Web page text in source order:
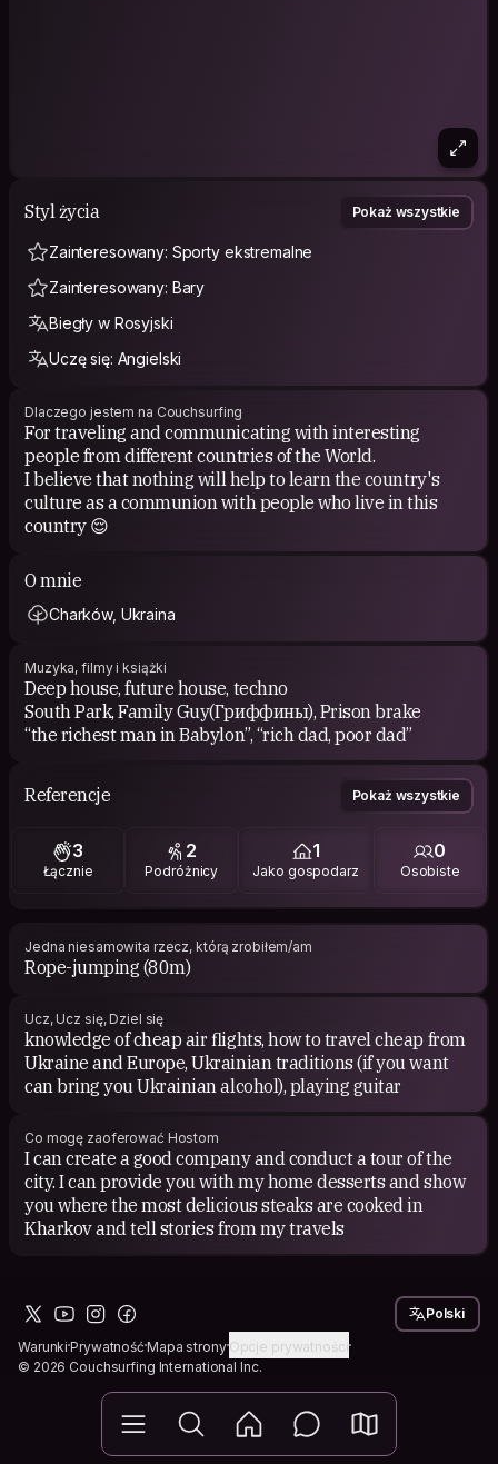
Styl życia Pokaż wszystkie
Zainteresowany: Sporty ekstremalne
Zainteresowany: Bary
Biegły w Rosyjski
Uczę się: Angielski
Dlaczego jestem na Couchsurfing
For traveling and communicating with interesting
people from different countries of the World.
I believe that nothing will help to learn the country's
culture as a communion with people who live in this
country 😌
O mnie
Charków, Ukraina
Muzyka, filmy i książki
Deep house, future house, techno
South Park, Family Guy(Гриффины), Prison brake
“the richest man in Babylon”, “rich dad, poor dad”
Referencje Pokaż wszystkie
3
Łącznie
2
Podróżnicy
1
Jako gospodarz
0
Osobiste
Jedna niesamowita rzecz, którą zrobiłem/am
Rope-jumping (80m)
Ucz, Ucz się, Dziel się
knowledge of cheap air flights, how to travel cheap from
Ukraine and Europe, Ukrainian traditions (if you want
can bring you Ukrainian alcohol), playing guitar
Co mogę zaoferować Hostom
I can create a good company and conduct a tour of the
city. I can provide you with my home desserts and show
you where the most delicious steaks are cooked in
Kharkov and tell stories from my travels
WarunkiPrywatnośćMapa stronyOpcje prywatności
© 2026 Couchsurfing International Inc.
Polski